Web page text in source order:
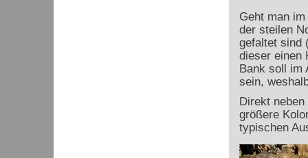
Geht man
der steilen
gefaltet sind
dieser einen
Bank soll im
sein,
Direkt
größere
typischen